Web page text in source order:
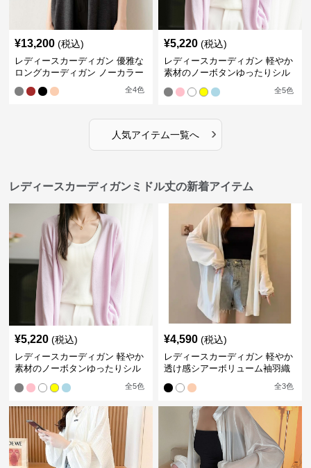
¥13,200 (税込)
レディースカーディガン 優雅な
ロングカーディガン ノーカラー
全4色
¥5,220 (税込)
レディースカーディガン 軽やか
素材のノーボタンゆったりシル
全5色
人気アイテム一覧へ ›
レディースカーディガンミドル丈の新着アイテム
¥5,220 (税込)
レディースカーディガン 軽やか
素材のノーボタンゆったりシル
全5色
¥4,590 (税込)
レディースカーディガン 軽やか
透け感シアーボリューム袖羽織
全3色